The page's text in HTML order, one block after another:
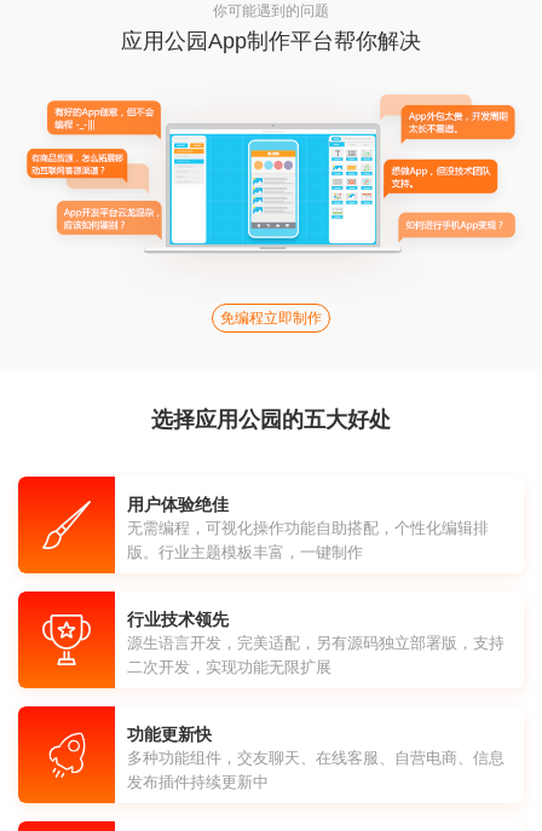
你可能遇到的问题
应用公园App制作平台帮你解决
免编程立即制作
选择应用公园的五大好处
用户体验绝佳
无需编程，可视化操作功能自助搭配，个性化编辑排
版。行业主题模板丰富，一键制作
行业技术领先
源生语言开发，完美适配，另有源码独立部署版，支持
二次开发，实现功能无限扩展
功能更新快
多种功能组件，交友聊天、在线客服、自营电商、信息
发布插件持续更新中